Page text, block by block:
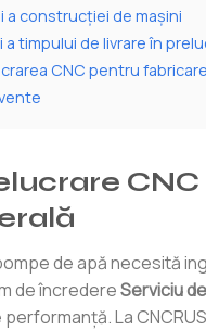
a construcției de mașini
timpului de livrare în
CNC pentru
de apă necesită
de încredereServiciu
La